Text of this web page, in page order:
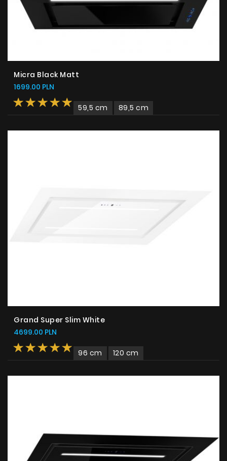
Micra Black Matt
1699.00 PLN
59,5 cm 89,5 cm
Grand Super Slim White
4699.00 PLN
96 cm 120 cm